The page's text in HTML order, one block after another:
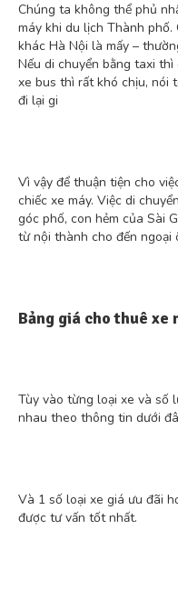
Chúng ta không thể phủ
máy khi du lịch Thành phố.
khác Hà Nội là mấy –
Nếu di chuyển bằng taxi
xe bus thì rất khó chịu, nói
đi lại gi
Vì vậy để thuận tiện cho
chiếc xe máy. Việc di
góc phố, con hẻm của Sài
từ nội thành cho đến ngoại
Bảng giá cho thuê xe
Tùy vào từng loại xe và số
nhau theo thông tin dưới
Và 1 số loại xe giá ưu đãi
được tư vấn tốt nhất.